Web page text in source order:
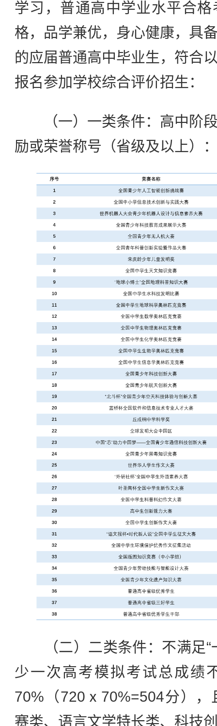
学习，普通高中学业水平合
格，品学兼优，身心健康，具
的应届普通高中毕业生，符合
报名参加学校综合评价招生：
（一）一类条件：高中阶段
励或荣誉称号（省级及以上）
（二）二类条件：不满足“
少一次高考模拟考试总成绩
70%（720ⅹ70%=504分），
赛类、语言文学特长类、科技